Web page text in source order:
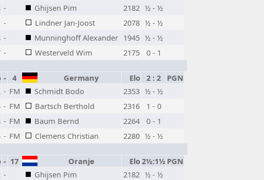
- Ghijsen Pim 2182 ½ - ½
- Lindner Jan-Joost 2078 ½ - ½
- Munninghoff Alexander 1945 ½ - ½
- Westerveld Wim 2175
0 - 1
- 4 Germany Elo 2 : 2
PGN
- FM Schmidt Bodo 2353 ½ - ½
- FM Bartsch Berthold 2316
1 - 0
- FM Baum Bernd 2264
0 - 1
- FM Clemens Christian 2280 ½ - ½
- 17 Oranje Elo2½:1½ PGN
- Ghijsen Pim 2182 ½ - ½